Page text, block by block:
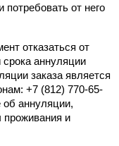
потребовать от него
отказаться от
срока аннуляции
заказа является
+7 (812) 770-65-
аннуляции,
проживания и